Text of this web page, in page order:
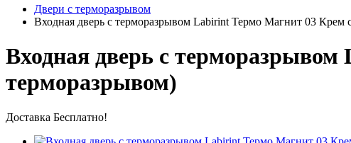
Двери с терморазрывом
Входная дверь с терморазрывом Labirint Термо Магнит 03 Крем
Входная дверь с
терморазрывом)
Доставка Бесплатно!